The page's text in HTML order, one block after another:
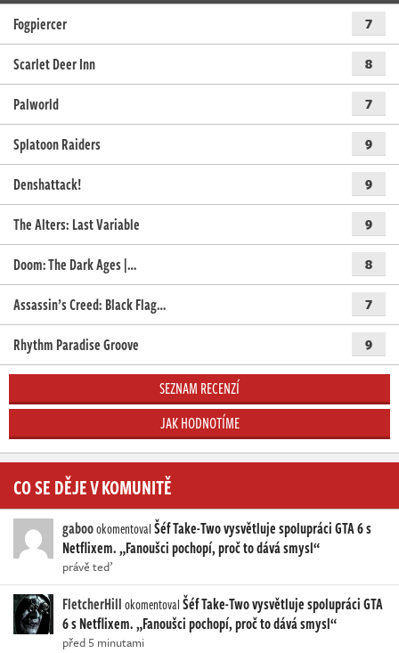
Fogpiercer
7
Scarlet Deer Inn 8
Palworld 7
Splatoon Raiders 9
Denshattack! 9
The Alters: Last Variable 9
Doom: The Dark Ages |… 8
Assassin’s Creed: Black Flag… 7
Rhythm Paradise Groove 9
SEZNAM RECENZÍ
JAK HODNOTÍME
CO SE DĚJE V KOMUNITĚ
gaboookomentovalŠéf Take-Two vysvětluje spolupráci GTA 6 s
Netflixem. „Fanoušci pochopí, proč to dává smysl“
právě teď
FletcherHillokomentovalŠéf Take-Two vysvětluje spolupráci GTA
6 s Netflixem. „Fanoušci pochopí, proč to dává smysl“
před 5 minutami